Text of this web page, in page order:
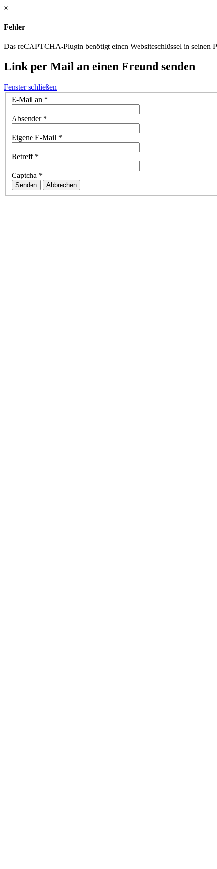
×
Fehler
Das reCAPTCHA-Plugin benötigt einen Websiteschlüssel in seinen
Link per Mail an einen Freund senden
Fenster schließen
E-Mail an *
Absender*
Eigene E-Mail *
Betreff*
Captcha *
Senden Abbrechen